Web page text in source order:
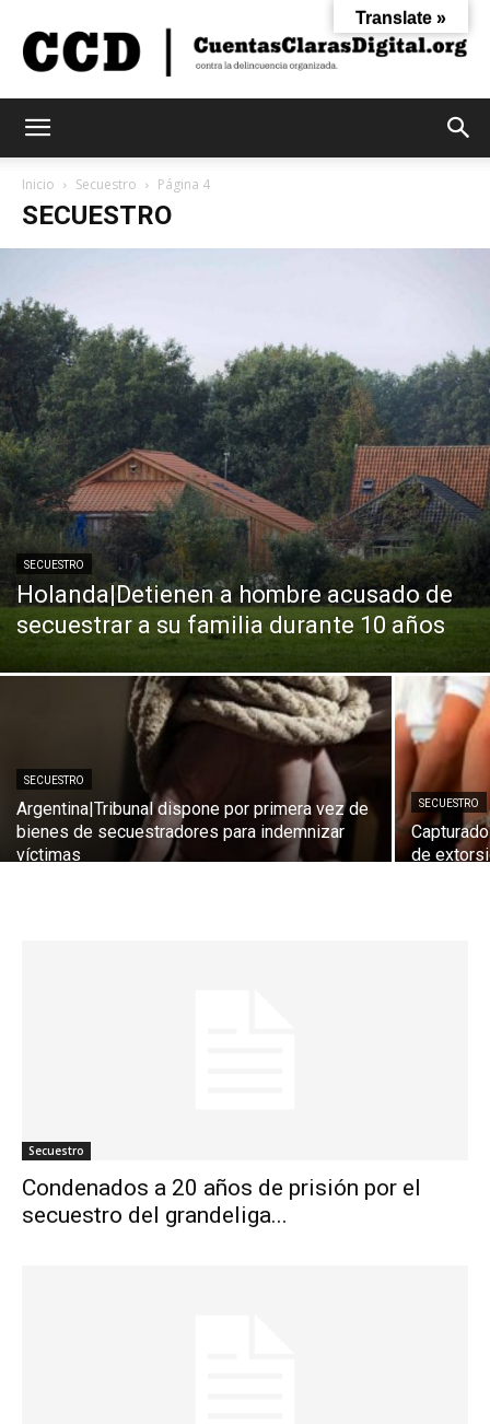
Claras
Digital
Inicio Secuestro Página 4
SECUESTRO
SECUESTRO
Holanda|Detienen a hombre acusado de
secuestrar a su familia durante 10 años
SECUESTRO
Argentina|Tribunal dispone por primera vez de
bienes de secuestradores para indemnizar
víctimas
SECUESTRO
de
Secuestro
Condenados a 20 años de prisión por el
secuestro del grandeliga...
Translate »